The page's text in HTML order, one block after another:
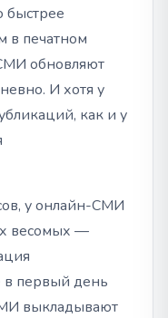
в печатном
обновляют
И хотя у
как и у
у онлайн-СМИ
весомых —
в первый день
выкладывают